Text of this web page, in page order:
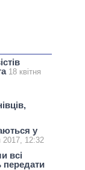
18 квітня
у
2017, 12:32
всі